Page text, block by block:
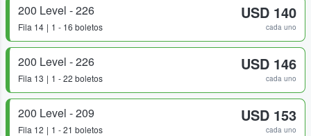
200 Level - 226
Fila 14 1 - 16 boletos
USD 140
cada uno
200 Level - 226
Fila 13 1 - 22 boletos
USD 146
cada uno
200 Level - 209
Fila 12 1 - 21 boletos
USD 153
cada uno